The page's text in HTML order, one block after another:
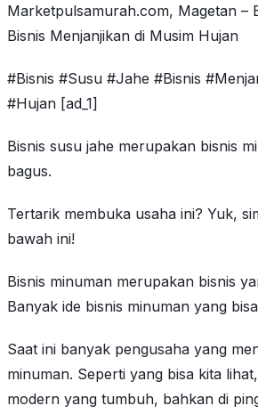
Marketpulsamurah.com, Magetan –
Bisnis Menjanjikan di Musim Hujan
#Bisnis #Susu #Jahe #Bisnis
#Hujan [ad_1]
Bisnis susu jahe merupakan bisnis
bagus.
Tertarik membuka usaha ini? Yuk,
bawah ini!
Bisnis minuman merupakan bisnis
Banyak ide bisnis minuman yang
Saat ini banyak pengusaha yang
minuman. Seperti yang bisa kita
modern yang tumbuh, bahkan di